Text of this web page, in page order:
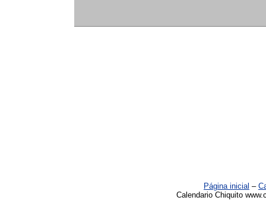
Página inicial –
Calendario Chiquito